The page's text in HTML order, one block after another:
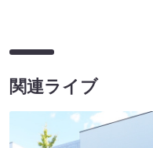
関連ライブ